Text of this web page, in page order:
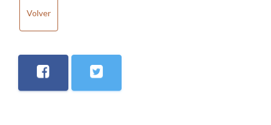
Volver